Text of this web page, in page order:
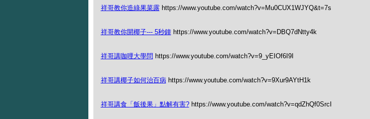
祥哥教你造綠果菜露https://www.youtube.com/watch?v=Mu0CUX1WJYQ&t=7s
祥哥教你開椰子--- 5秒鐘https://www.youtube.com/watch?v=DBQ7dNtty4k
祥哥講咖哩大學問 https://www.youtube.com/watch?v=9_yEIOf6I9I
祥哥講椰子如何治百病 https://www.youtube.com/watch?v=9Xur9AYtH1k
祥哥講食「飯後果」點解有害?https://www.youtube.com/watch?v=qdZhQf0SrcI